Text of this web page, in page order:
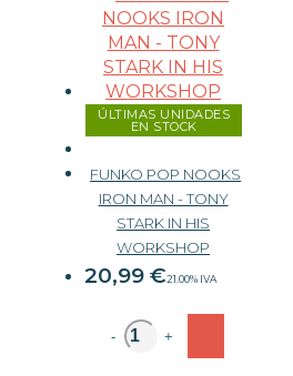
ÚLTIMAS UNIDADES
EN STOCK
FUNKO POP NOOKS
IRON MAN - TONY
STARK IN HIS
WORKSHOP
20,99 €21.00% IVA
- +